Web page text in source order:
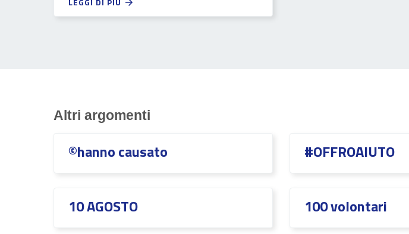
Altri argomenti
©hanno causato #OFFROAIUTO
10 AGOSTO 100 volontari